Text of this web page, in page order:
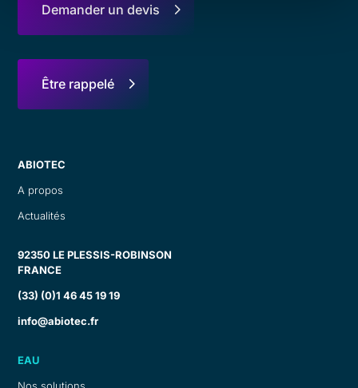
Demander un devis
Être rappelé
ABIOTEC
A propos
Actualités
92350 LE PLESSIS-ROBINSON
FRANCE
(33) (0)1 46 45 19 19
info@abiotec.fr
EAU